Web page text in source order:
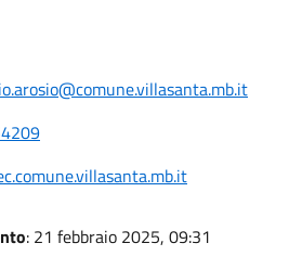
: 21 febbraio 2025, 09:31